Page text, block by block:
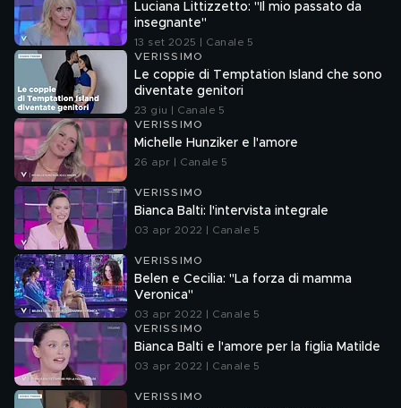
Luciana Littizzetto: "Il mio passato da
insegnante"
13 set 2025 | Canale 5
VERISSIMO
Le coppie di Temptation Island che sono
diventate genitori
23 giu | Canale 5
VERISSIMO
Michelle Hunziker e l'amore
26 apr | Canale 5
VERISSIMO
Bianca Balti: l'intervista integrale
03 apr 2022 | Canale 5
VERISSIMO
Belen e Cecilia: "La forza di mamma
Veronica"
03 apr 2022 | Canale 5
VERISSIMO
Bianca Balti e l'amore per la figlia Matilde
03 apr 2022 | Canale 5
VERISSIMO